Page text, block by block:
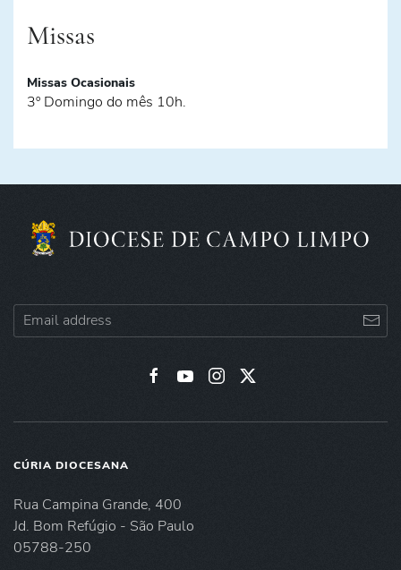
Missas
Missas Ocasionais
3º Domingo do mês 10h.
CÚRIA DIOCESANA
Rua Campina Grande, 400
Jd. Bom Refúgio - São Paulo
05788-250